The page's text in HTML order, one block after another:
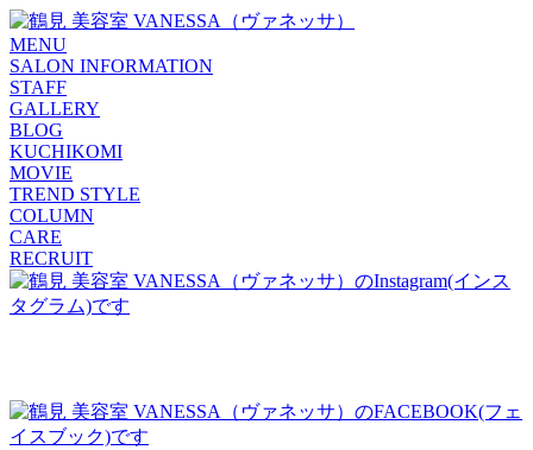
MENU
SALON INFORMATION
STAFF
GALLERY
BLOG
KUCHIKOMI
MOVIE
TREND STYLE
COLUMN
CARE
RECRUIT